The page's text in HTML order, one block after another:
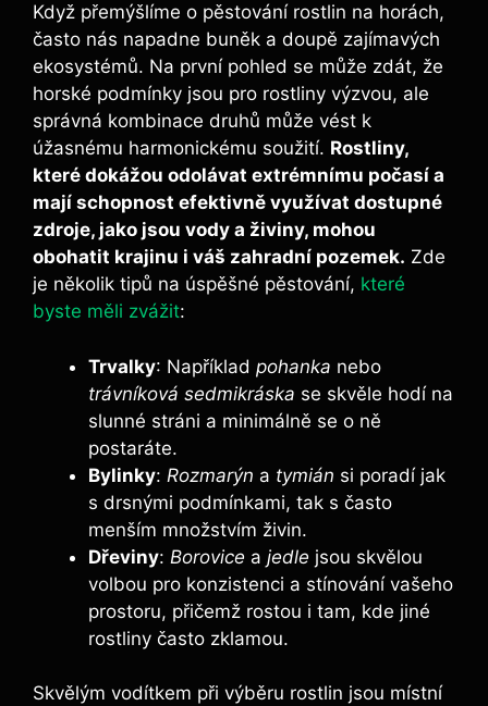
Když přemýšlíme o pěstování rostlin na horách,
často nás napadne buněk a doupě zajímavých
ekosystémů. Na první pohled se může zdát, že
horské podmínky jsou pro rostliny výzvou, ale
správná kombinace druhů může vést k
úžasnému harmonickému soužití. Rostliny,
které dokážou odolávat extrémnímu počasí a
mají schopnost efektivně využívat dostupné
zdroje, jako jsou vody a živiny, mohou
obohatit krajinu i váš zahradní pozemek. Zde
je několik tipů na úspěšné pěstování, které
byste měli zvážit:
Trvalky: Například pohanka nebo
trávníková sedmikráska se skvěle hodí na
slunné stráni a minimálně se o ně
postaráte.
Bylinky: Rozmarýn a tymián si poradí jak
s drsnými podmínkami, tak s často
menším množstvím živin.
Dřeviny: Borovice a jedle jsou skvělou
volbou pro konzistenci a stínování vašeho
prostoru, přičemž rostou i tam, kde jiné
rostliny často zklamou.
Skvělým vodítkem při výběru rostlin jsou místní